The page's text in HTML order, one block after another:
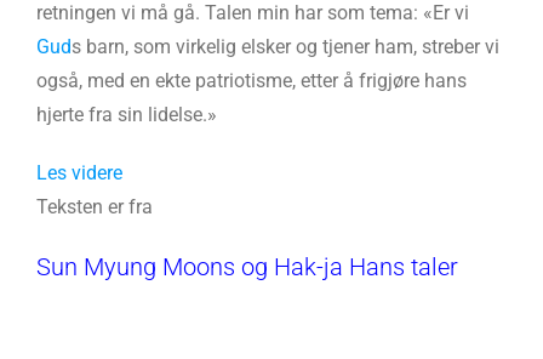
retningen vi må gå. Talen min har som tema: «Er vi
Guds barn, som virkelig elsker og tjener ham, streber vi
også, med en ekte patriotisme, etter å frigjøre hans
hjerte fra sin lidelse.»
Les videre
Teksten er fra
Sun Myung Moons og Hak-ja Hans taler